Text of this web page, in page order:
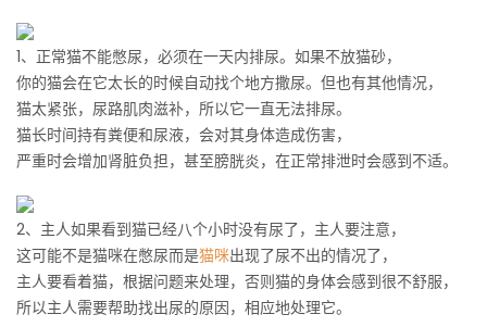
1、正常猫不能憋尿，必须在一天内排尿。如果不放猫砂，
你的猫会在它太长的时候自动找个地方撒尿。但也有其他情况，
猫太紧张，尿路肌肉滋补，所以它一直无法排尿。
猫长时间持有粪便和尿液，会对其身体造成伤害，
严重时会增加肾脏负担，甚至膀胱炎，在正常排泄时会感到不适。
2、主人如果看到猫已经八个小时没有尿了，主人要注意，
这可能不是猫咪在憋尿而是猫咪出现了尿不出的情况了，
主人要看着猫，根据问题来处理，否则猫的身体会感到很不舒服，
所以主人需要帮助找出尿的原因，相应地处理它。